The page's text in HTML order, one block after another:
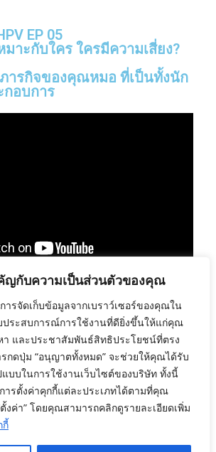
ญกับความเป็นส่วนตัวของคุณ
ารจัดเก็บข้อมูลจากเบราว์เซอร์ของคุณใน
ประสบการณ์การใช้งานที่ดียิ่งขึ้นให้แก่คุณ
า และประชาสัมพันธ์สิทธิประโยชน์ที่ตรง
กดปุ่ม “อนุญาตทั้งหมด” จะช่วยให้คุณได้รับ
บบในการใช้งานเว็บไซต์ของบริษัท ทั้งนี้
รตั้งค่าคุกกี้แต่ละประเภทได้ตามที่คุณ
งค่า” โดยคุณสามารถคลิกดูรายละเอียดเพิ่ม
กี้
EP 05
มาะกับใคร ใครมีความเสี่ยง?
ารกิจของคุณหมอ ที่เป็นทั้งนัก
กอบการ